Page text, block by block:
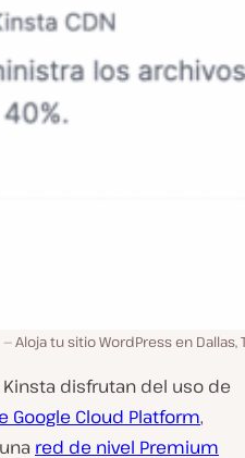
Aloja tu sitio WordPress en Dallas,
disfrutan del uso de
Google Cloud Platform,
red de nivel Premium